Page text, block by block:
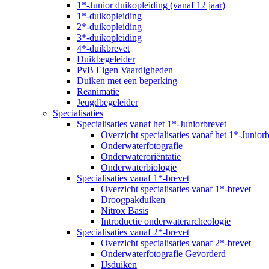
1*-Junior duikopleiding (vanaf 12 jaar)
1*-duikopleiding
2*-duikopleiding
3*-duikopleiding
4*-duikbrevet
Duikbegeleider
PvB Eigen Vaardigheden
Duiken met een beperking
Reanimatie
Jeugdbegeleider
Specialisaties
Specialisaties vanaf het 1*-Juniorbrevet
Overzicht specialisaties vanaf het 1*-
Onderwaterfotografie
Onderwateroriëntatie
Onderwaterbiologie
Specialisaties vanaf 1*-brevet
Overzicht specialisaties vanaf 1*-brevet
Droogpakduiken
Nitrox Basis
Introductie onderwaterarcheologie
Specialisaties vanaf 2*-brevet
Overzicht specialisaties vanaf 2*-brevet
Onderwaterfotografie Gevorderd
IJsduiken